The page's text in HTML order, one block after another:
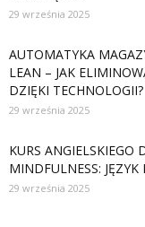
29 września 2025
AUTOMATYKA
LEAN – JAK
DZIĘKI TECHNOLOGII?
29 września 2025
KURS ANGIELSKIEGO
MINDFULNESS:
29 września 2025